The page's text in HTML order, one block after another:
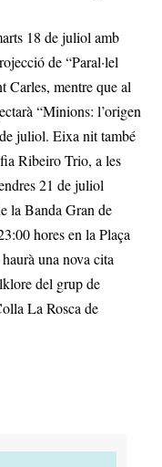
18 de juliol amb
de “Paral·lel
Carles, mentre que al
“Minions: l’origen
juliol. Eixa nit també
Ribeiro Trio, a les
21 de juliol
la Banda Gran de
hores en la Plaça
una nova cita
del grup de
La Rosca de